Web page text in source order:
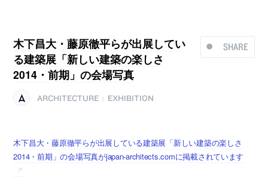
SHARE
木下昌大・藤原徹平らが出展してい
る建築展「新しい建築の楽しさ
2014・前期」の会場写真
ARCHITECTURE EXHIBITION
木下昌大・藤原徹平らが出展している建築展「新しい建築の楽しさ
2014・前期」の会場写真がjapan-architects.comに掲載されています